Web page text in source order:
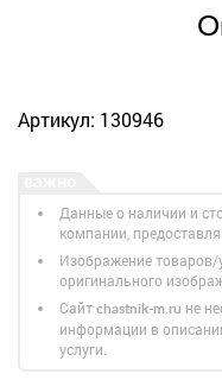
Артикул: 130946
Данные о наличии и
компании,
Изображение товаров/
оригинального
Сайт chastnik-m.ru не
информации в
услуги.